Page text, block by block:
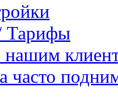
Тарифы
нашим
часто